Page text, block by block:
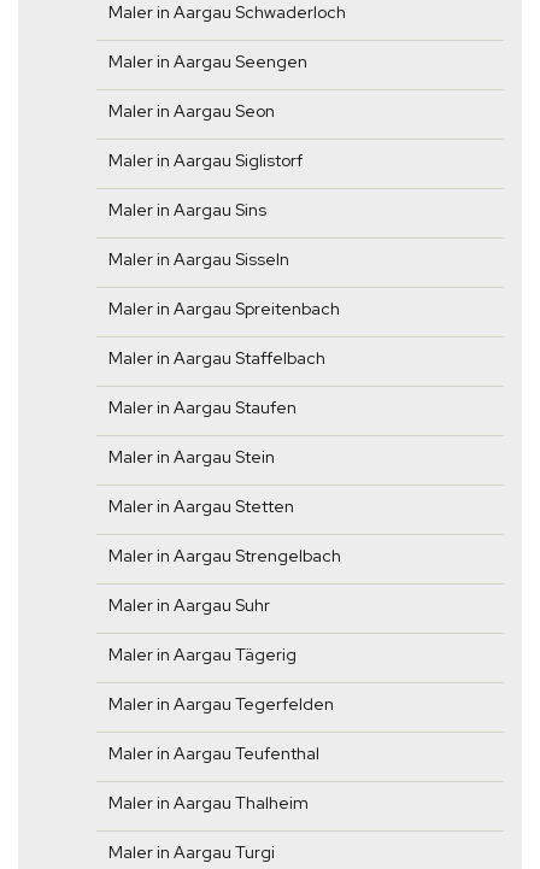
Maler in Aargau Schwaderloch
Maler in Aargau Seengen
Maler in Aargau Seon
Maler in Aargau Siglistorf
Maler in Aargau Sins
Maler in Aargau Sisseln
Maler in Aargau Spreitenbach
Maler in Aargau Staffelbach
Maler in Aargau Staufen
Maler in Aargau Stein
Maler in Aargau Stetten
Maler in Aargau Strengelbach
Maler in Aargau Suhr
Maler in Aargau Tägerig
Maler in Aargau Tegerfelden
Maler in Aargau Teufenthal
Maler in Aargau Thalheim
Maler in Aargau Turgi